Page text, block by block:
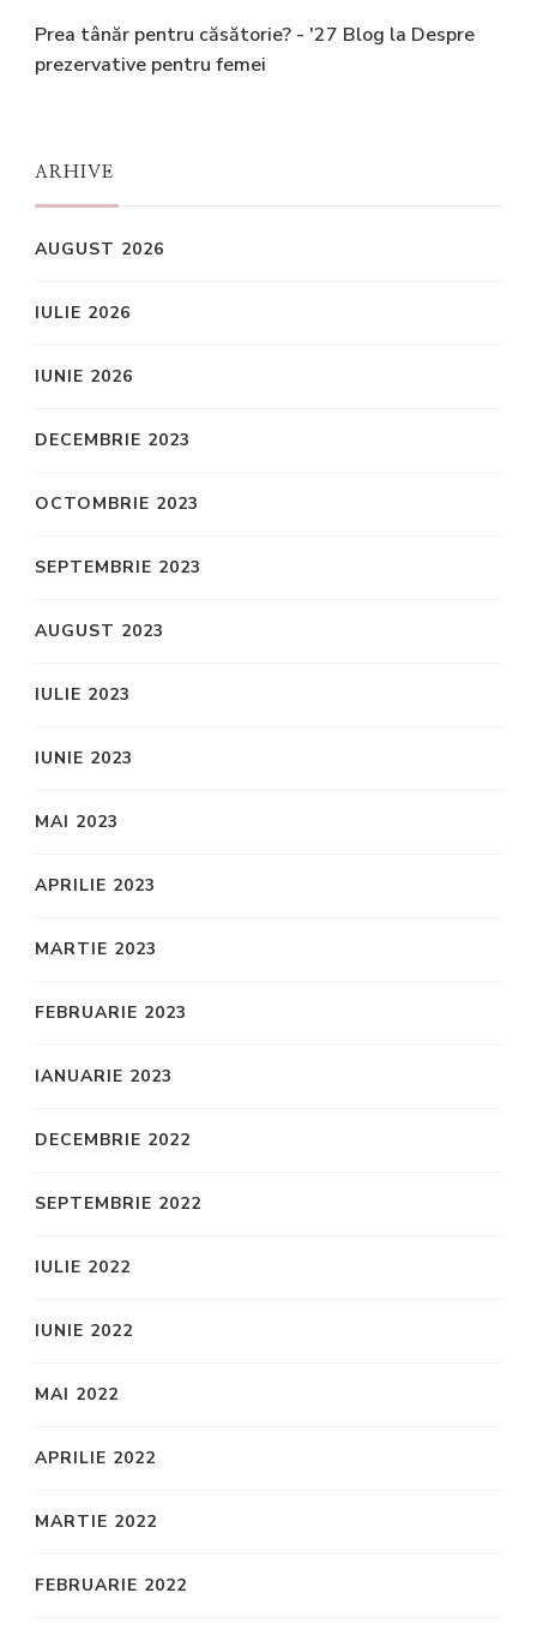
Prea tânăr pentru căsătorie? - '27 Blog la Despre
prezervative pentru femei
ARHIVE
AUGUST 2026
IULIE 2026
IUNIE 2026
DECEMBRIE 2023
OCTOMBRIE 2023
SEPTEMBRIE 2023
AUGUST 2023
IULIE 2023
IUNIE 2023
MAI 2023
APRILIE 2023
MARTIE 2023
FEBRUARIE 2023
IANUARIE 2023
DECEMBRIE 2022
SEPTEMBRIE 2022
IULIE 2022
IUNIE 2022
MAI 2022
APRILIE 2022
MARTIE 2022
FEBRUARIE 2022